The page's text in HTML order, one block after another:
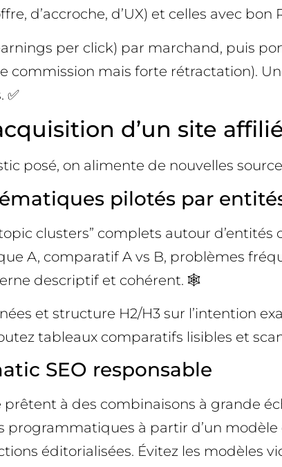
d’accroche, d’UX) et celles avec
per click) par marchand, puis
commission mais forte rétractation).
✅
d’un site
posé, on alimente de nouvelles
pilotés par
clusters” complets autour
A, comparatif A vs B, problèmes
descriptif et cohérent. 🕸️
et structure H2/H3 sur l’intention
tableaux comparatifs lisibles et
SEO responsable
prêtent à des combinaisons à grande
programmatiques à partir d’un
éditorialisées. Évitez les modèles